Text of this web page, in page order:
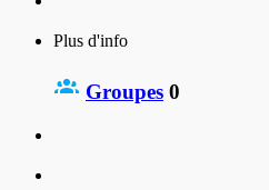
Plus d'info
Groupes 0